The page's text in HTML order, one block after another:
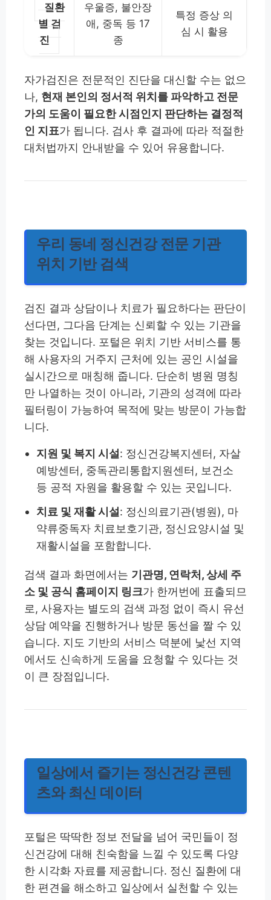
질환
별 검
진
우울증, 불안장
애, 중독 등 17
종
특정 증상 의
심 시 활용
자가검진은 전문적인 진단을 대신할 수는 없으
나, 현재 본인의 정서적 위치를 파악하고 전문
가의 도움이 필요한 시점인지 판단하는 결정적
인 지표가 됩니다. 검사 후 결과에 따라 적절한
대처법까지 안내받을 수 있어 유용합니다.
우리 동네 정신건강 전문 기관
위치 기반 검색
검진 결과 상담이나 치료가 필요하다는 판단이
선다면, 그다음 단계는 신뢰할 수 있는 기관을
찾는 것입니다. 포털은 위치 기반 서비스를 통
해 사용자의 거주지 근처에 있는 공인 시설을
실시간으로 매칭해 줍니다. 단순히 병원 명칭
만 나열하는 것이 아니라, 기관의 성격에 따라
필터링이 가능하여 목적에 맞는 방문이 가능합
니다.
지원 및 복지 시설: 정신건강복지센터, 자살
예방센터, 중독관리통합지원센터, 보건소
등 공적 자원을 활용할 수 있는 곳입니다.
치료 및 재활 시설: 정신의료기관(병원), 마
약류중독자 치료보호기관, 정신요양시설 및
재활시설을 포함합니다.
검색 결과 화면에서는 기관명, 연락처, 상세 주
소 및 공식 홈페이지 링크가 한꺼번에 표출되므
로, 사용자는 별도의 검색 과정 없이 즉시 유선
상담 예약을 진행하거나 방문 동선을 짤 수 있
습니다. 지도 기반의 서비스 덕분에 낯선 지역
에서도 신속하게 도움을 요청할 수 있다는 것
이 큰 장점입니다.
일상에서 즐기는 정신건강 콘텐
츠와 최신 데이터
포털은 딱딱한 정보 전달을 넘어 국민들이 정
신건강에 대해 친숙함을 느낄 수 있도록 다양
한 시각화 자료를 제공합니다. 정신 질환에 대
한 편견을 해소하고 일상에서 실천할 수 있는